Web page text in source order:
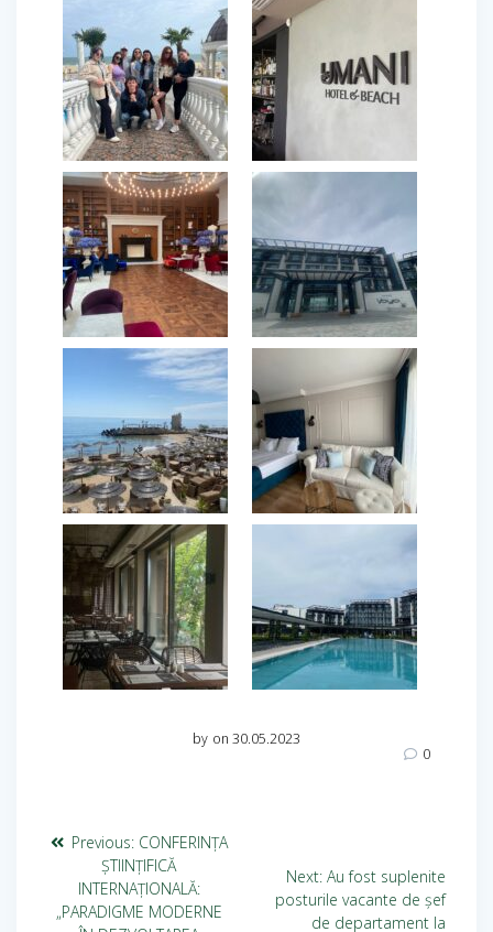
by on 30.05.2023
0
Previous: CONFERINŢA
ŞTIINŢIFICĂ
INTERNAŢIONALĂ:
„PARADIGME MODERNE
Next: Au fost suplenite
posturile vacante de șef
de departament la